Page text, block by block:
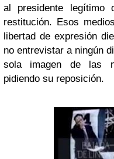
al presidente legítimo
restitución. Esos
libertad de expresión
no entrevistar a ningún
sola imagen de las
pidiendo su reposición.